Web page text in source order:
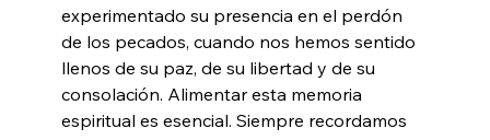
experimentado su presencia en el perdón
de los pecados, cuando nos hemos sentido
llenos de su paz, de su libertad y de su
consolación. Alimentar esta memoria
espiritual es esencial. Siempre recordamos